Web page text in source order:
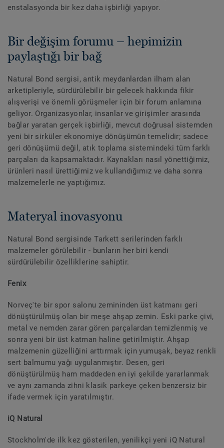
enstalasyonda bir kez daha işbirliği yapıyor.
Bir değişim forumu – hepimizin
paylaştığı bir bağ
Natural Bond sergisi, antik meydanlardan ilham alan
arketipleriyle, sürdürülebilir bir gelecek hakkında fikir
alışverişi ve önemli görüşmeler için bir forum anlamına
geliyor. Organizasyonlar, insanlar ve girişimler arasında
bağlar yaratan gerçek işbirliği, mevcut doğrusal sistemden
yeni bir sirküler ekonomiye dönüşümün temelidir; sadece
geri dönüşümü değil, atık toplama sistemindeki tüm farklı
parçaları da kapsamaktadır. Kaynakları nasıl yönettiğimiz,
ürünleri nasıl ürettiğimiz ve kullandığımız ve daha sonra
malzemelerle ne yaptığımız.
Materyal inovasyonu
Natural Bond sergisinde Tarkett serilerinden farklı
malzemeler görülebilir - bunların her biri kendi
sürdürülebilir özelliklerine sahiptir.
Fenix
Norveç'te bir spor salonu zemininden üst katmanı geri
dönüştürülmüş olan bir meşe ahşap zemin. Eski parke çivi,
metal ve nemden zarar gören parçalardan temizlenmiş ve
sonra yeni bir üst katman haline getirilmiştir. Ahşap
malzemenin güzelliğini arttırmak için yumuşak, beyaz renkli
sert balmumu yağı uygulanmıştır. Desen, geri
dönüştürülmüş ham maddeden en iyi şekilde yararlanmak
ve aynı zamanda zihni klasik parkeye çeken benzersiz bir
ifade vermek için yaratılmıştır.
iQ Natural
Stockholm'de ilk kez gösterilen, yenilikçi yeni iQ Natural